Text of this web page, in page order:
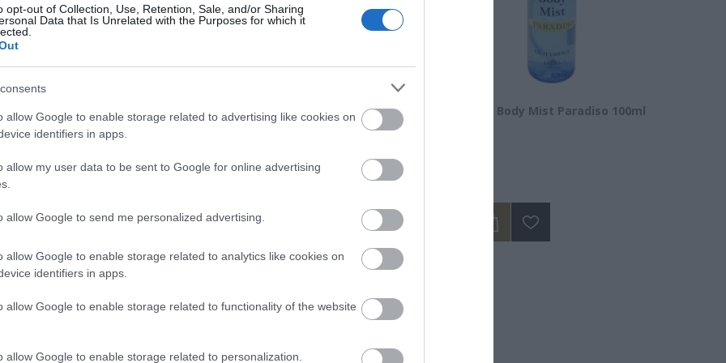
opt-out of Collection, Use, Retention, Sale, and/or Sharing
Data that Is Unrelated with the Purposes for which it
allow Google to enable storage related to advertising like cookies on
identifiers in apps.
allow my user data to be sent to Google for online advertising
allow Google to send me personalized advertising.
allow Google to enable storage related to analytics like cookies on
identifiers in apps.
allow Google to enable storage related to functionality of the website
allow Google to enable storage related to personalization.
Serum 30ml Ειδικός
Όγκου
EOLIA Face Sunscreen Hyaluronic Acid
SPF50 50ml
Διαθέσιμο
New Ways Body Mist Paradiso 100ml